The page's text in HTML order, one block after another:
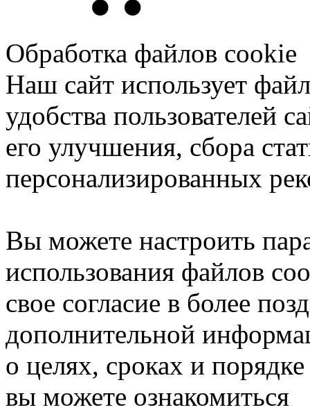
Обработка файлов cookie
Наш сайт использует
удобства пользователей
его улучшения, сбора
персонализированных
Вы можете настроить
использования файлов
свое согласие в более
дополнительной
о целях, сроках и
вы можете ознакомиться